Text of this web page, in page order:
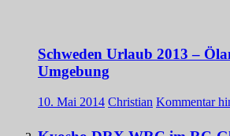
Schweden Urlaub 2013 –
Umgebung
10. Mai 2014 Christian Kommentar